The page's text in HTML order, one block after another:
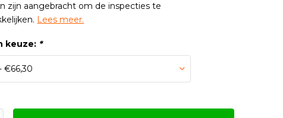
zijn aangebracht om de inspecties te
Lees meer.
keuze: *